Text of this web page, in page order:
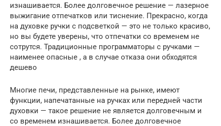
изнашивается. Более долговечное решение — лазерное
выжигание отпечатков или тиснение. Прекрасно, когда
на духовке ручки с подсветкой — это не только красиво,
но вы будете уверены, что отпечатки со временем не
сотрутся. Традиционные программаторы с ручками —
наименее опасные , а в случае отказа они обходятся
дешево
Многие печи, представленные на рынке, имеют
функции, напечатанные на ручках или передней части
духовки — такое решение не является долговечным и
со временем изнашивается. Более долговечное